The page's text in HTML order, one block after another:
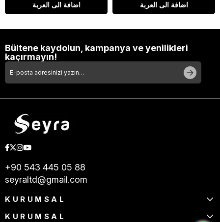
اضافة الى العربة اضافة الى العربة
Bültene kaydolun, kampanya ve yenilikleri
kaçırmayın!
+90 543 445 05 88
seyraltd@gmail.com
KURUMSAL
KURUMSAL